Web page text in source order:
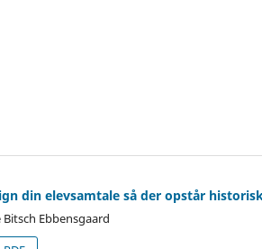
din elevsamtale så der opstår
Bitsch Ebbensgaard